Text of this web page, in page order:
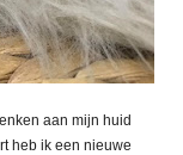
aan mijn huid
heb ik een nieuwe